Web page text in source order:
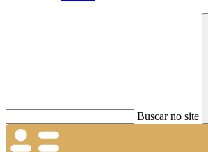
Buscar no site